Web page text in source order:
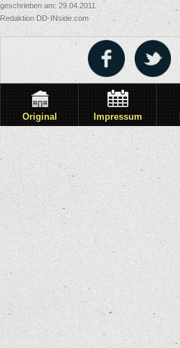
geschrieben am: 29.04.2011
Redaktion DD-INside.com
Original Impressum